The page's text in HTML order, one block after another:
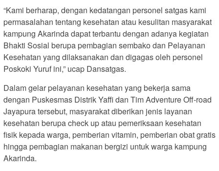
“Kami berharap, dengan kedatangan personel satgas kami
permasalahan tentang kesehatan atau kesulitan masyarakat
kampung Akarinda dapat terbantu dengan adanya kegiatan
Bhakti Sosial berupa pembagian sembako dan Pelayanan
Kesehatan yang dilaksanakan dan digagas oleh personel
Poskoki Yuruf ini,” ucap Dansatgas.
Dalam gelar pelayanan kesehatan yang bekerja sama
dengan Puskesmas Distrik Yaffi dan Tim Adventure Off-road
Jayapura tersebut, masyarakat diberikan jenis layanan
kesehatan berupa check up atau pemeriksaan kesehatan
fisik kepada warga, pemberian vitamin, pemberian obat gratis
hingga pembagian makanan bergizi untuk warga kampung
Akarinda.